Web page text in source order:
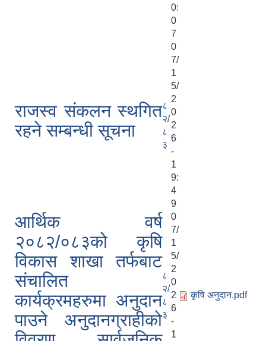
0:
0
7
राजस्व संकलन स्थगित
रहने सम्बन्धी सूचना
८
२/
८
३
0
7/
1
5/
2
0
2
6
-
1
9:
4
9
आर्थिक वर्ष
२०८२/०८३को कृषि
विकास शाखा तर्फबाट
संचालित
कार्यक्रमहरुमा अनुदान
पाउने अनुदानग्राहीको
८
२/
८
३
0
7/
1
5/
2
0
2
6
-
1
कृषि अनुदान.pdf